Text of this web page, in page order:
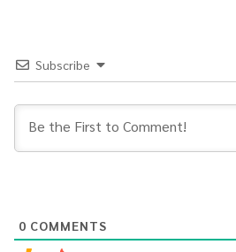
Ovjereno je ukupno 30.809 kandidata
nečelnike/gradonačelnike, 30.188
odnosno skupštine općina ili gradska
grada i skupštinu Brčko Distrikta BiH,
predstavnika nacionalnih manjina,
U sljedećim osnovnim izbornim
Subscribe
0 COMMENTS